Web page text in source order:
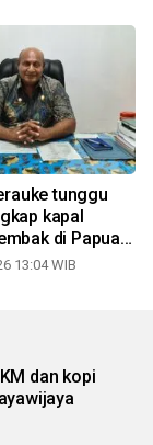
tunggu
kapal
di Papua
13:04 WIB
dan kopi